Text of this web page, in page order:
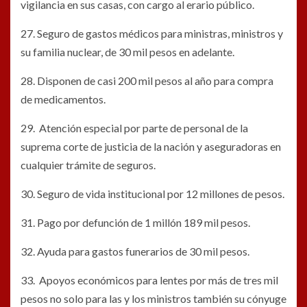
vigilancia en sus casas, con cargo al erario público.
27. Seguro de gastos médicos para ministras, ministros y
su familia nuclear, de 30 mil pesos en adelante.
28. Disponen de casi 200 mil pesos al año para compra
de medicamentos.
29. Atención especial por parte de personal de la
suprema corte de justicia de la nación y aseguradoras en
cualquier trámite de seguros.
30. Seguro de vida institucional por 12 millones de pesos.
31. Pago por defunción de 1 millón 189 mil pesos.
32. Ayuda para gastos funerarios de 30 mil pesos.
33. Apoyos económicos para lentes por más de tres mil
pesos no solo para las y los ministros también su cónyuge